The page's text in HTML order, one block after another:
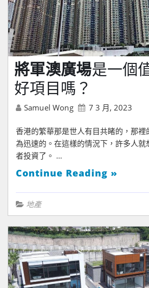
將軍澳廣場是一個
好項目嗎？
Samuel Wong 7 3 月, 2023
香港的繁華那是世人有目共睹的，那裡
為迅速的。在這樣的情況下，許多人就
者投資了。 …
Continue Reading »
地產